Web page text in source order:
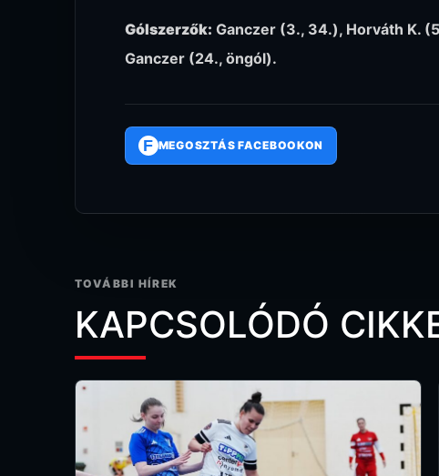
Gólszerzők: Ganczer (3., 34.), Horváth K.
Ganczer (24., öngól).
F MEGOSZTÁS FACEBOOKON
TOVÁBBI HÍREK
KAPCSOLÓDÓ